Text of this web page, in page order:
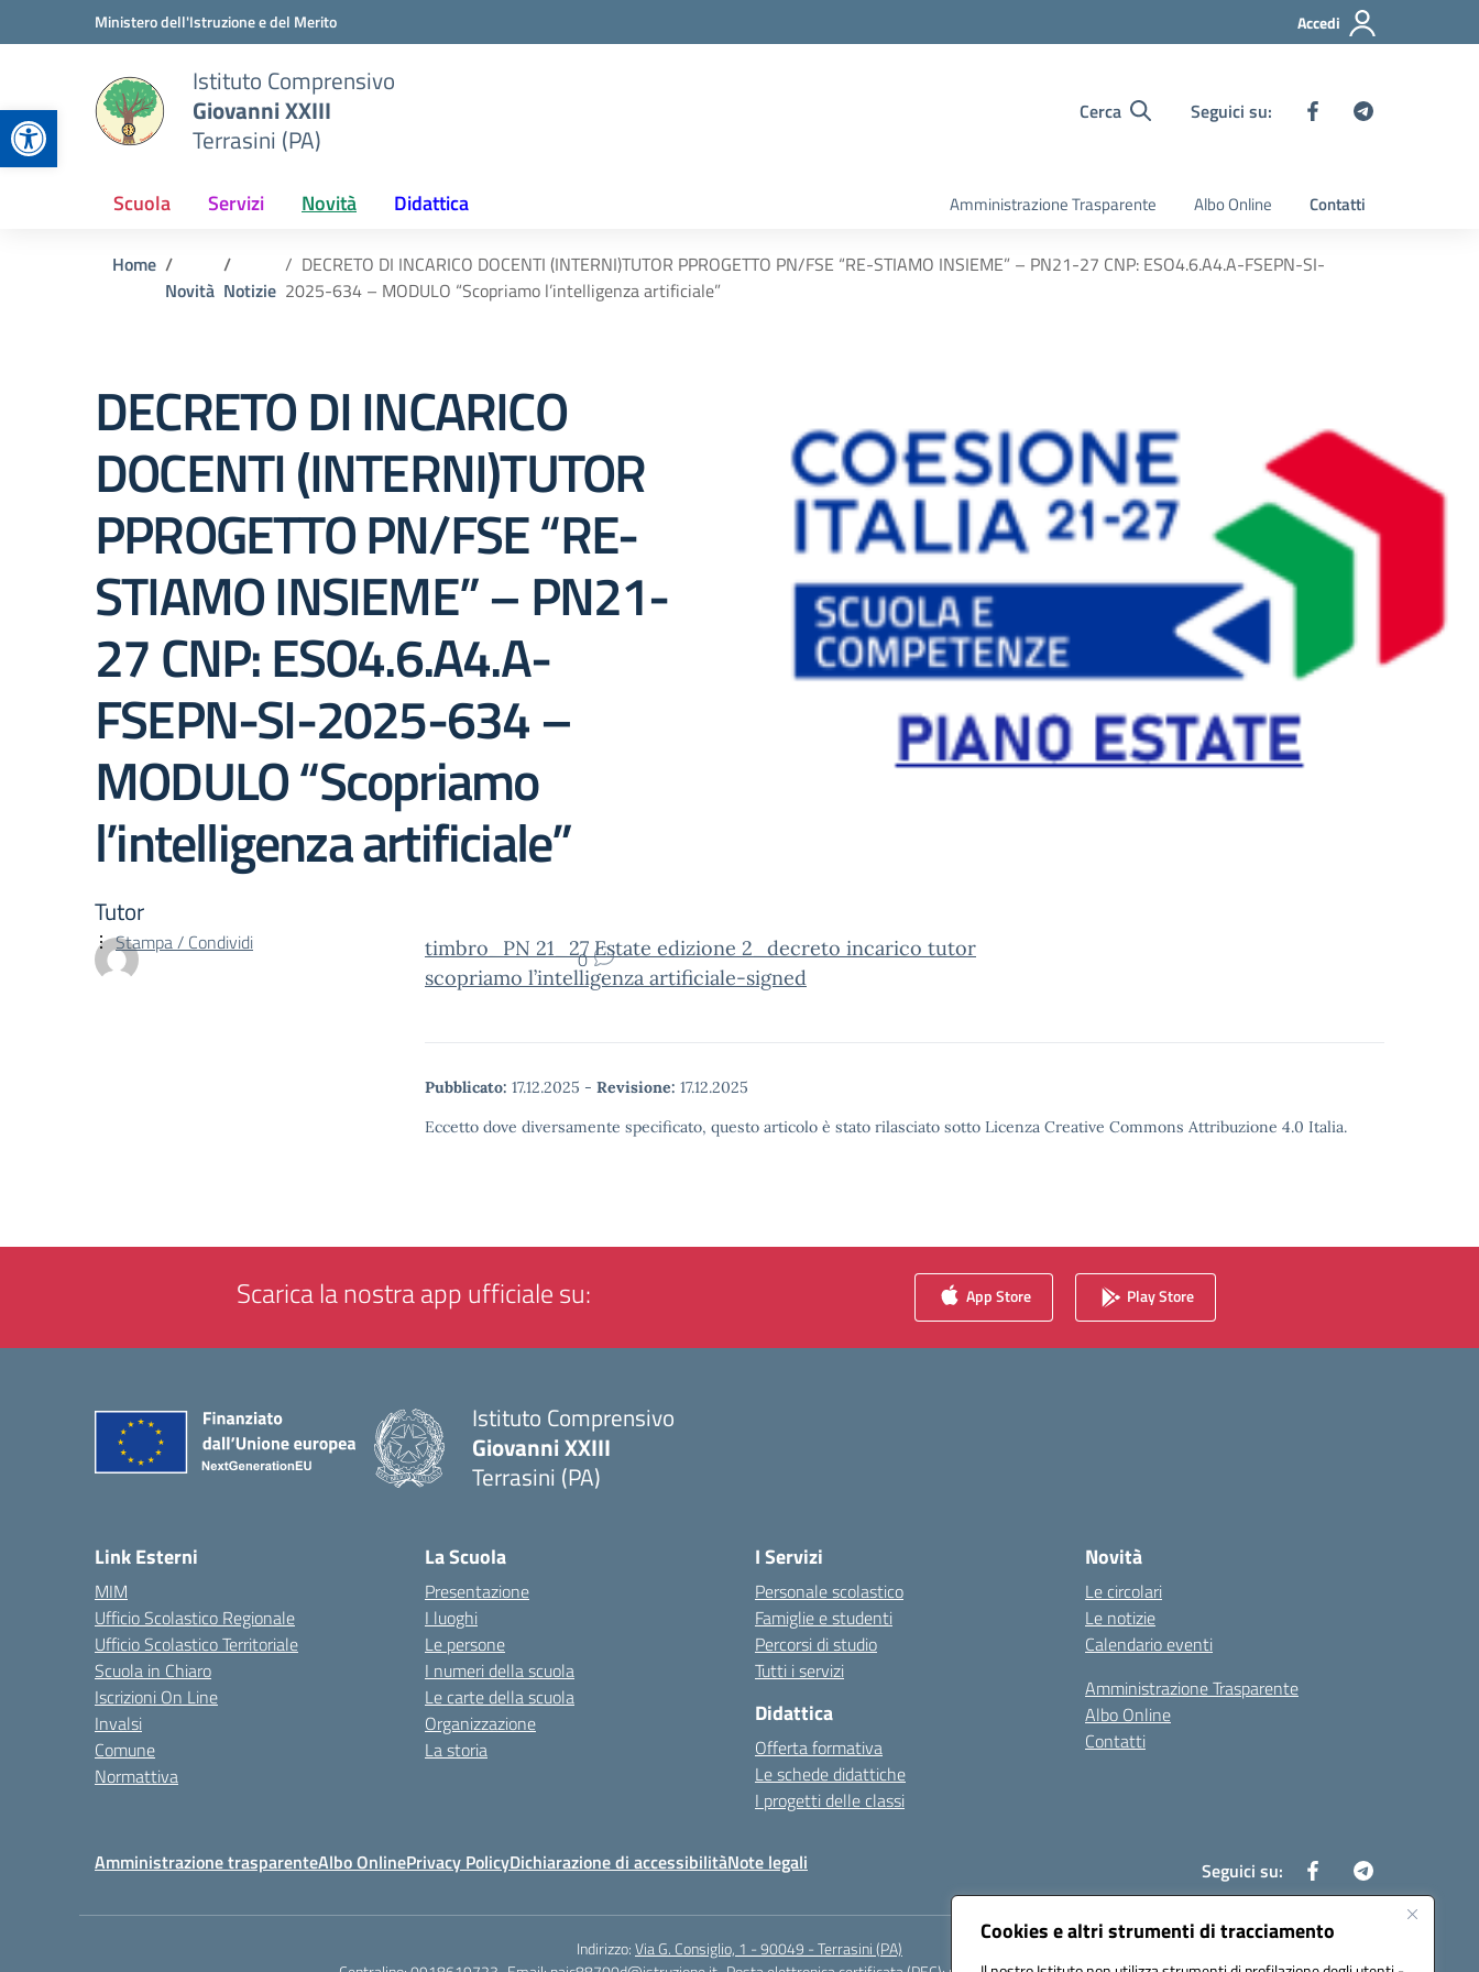
Apri la barra degli strumenti
Cookies e altri strumenti di tracciamento
Vai ai contenuti
Vai al menu di navigazioneMinistero dell'Istruzione e del Merito Accedi
Istituto Comprensivo
Giovanni XXIII
Terrasini (PA)
Cerca Seguici su:
Scuola Servizi Novità Didattica Amministrazione Trasparente Albo Online Contatti
Home
Novità Notizie
DECRETO DI INCARICO DOCENTI (INTERNI)TUTOR PPROGETTO PN/FSE “RE-STIAMO INSIEME” – PN21-27 CNP: ESO4.6.A4.A-FSEPN-SI-
2025-634 – MODULO “Scopriamo l’intelligenza artificiale”
DECRETO DI INCARICO
DOCENTI (INTERNI)TUTOR
PPROGETTO PN/FSE “RE-
STIAMO INSIEME” – PN21-
27 CNP: ESO4.6.A4.A-
FSEPN-SI-2025-634 –
MODULO “Scopriamo
l’intelligenza artificiale”
Tutor
0
timbro_PN 21_27 Estate edizione 2_decreto incarico tutor
scopriamo l’intelligenza artificiale-signed
Pubblicato: 17.12.2025 - Revisione: 17.12.2025
Eccetto dove diversamente specificato, questo articolo è stato rilasciato sotto Licenza Creative Commons Attribuzione 4.0 Italia.
Stampa / Condividi
Scarica la nostra app ufficiale su: App Store Play Store
Istituto Comprensivo
Giovanni XXIII
Terrasini (PA)
Link Esterni
MIM
Ufficio Scolastico Regionale
Ufficio Scolastico Territoriale
Scuola in Chiaro
Iscrizioni On Line
Invalsi
Comune
Normattiva
La Scuola
Presentazione
I luoghi
Le persone
I numeri della scuola
Le carte della scuola
Organizzazione
La storia
I Servizi
Personale scolastico
Famiglie e studenti
Percorsi di studio
Tutti i servizi
Didattica
Offerta formativa
Le schede didattiche
I progetti delle classi
Novità
Le circolari
Le notizie
Calendario eventi
Amministrazione Trasparente
Albo Online
Contatti
Amministrazione trasparenteAlbo OnlinePrivacy PolicyDichiarazione di accessibilitàNote legali Seguici su:
Indirizzo:Via G. Consiglio, 1 - 90049 - Terrasini (PA)